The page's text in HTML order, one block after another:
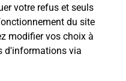
votre refus et seuls
du site
modifier vos choix à
d'informations via